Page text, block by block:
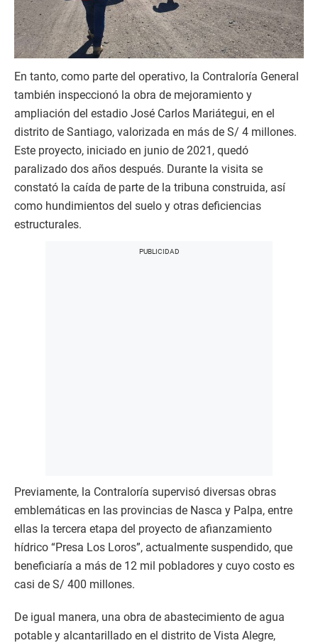
En tanto, como parte del operativo, la Contraloría General
también inspeccionó la obra de mejoramiento y
ampliación del estadio José Carlos Mariátegui, en el
distrito de Santiago, valorizada en más de S/ 4 millones.
Este proyecto, iniciado en junio de 2021, quedó
paralizado dos años después. Durante la visita se
constató la caída de parte de la tribuna construida, así
como hundimientos del suelo y otras deficiencias
estructurales.
Previamente, la Contraloría supervisó diversas obras
emblemáticas en las provincias de Nasca y Palpa, entre
ellas la tercera etapa del proyecto de afianzamiento
hídrico “Presa Los Loros”, actualmente suspendido, que
beneficiaría a más de 12 mil pobladores y cuyo costo es
casi de S/ 400 millones.
De igual manera, una obra de abastecimiento de agua
potable y alcantarillado en el distrito de Vista Alegre,